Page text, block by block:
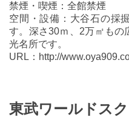
禁煙・喫煙：全館禁煙
空間・設備：大谷石の採
す。深さ30ｍ、2万㎡もの
光名所です。
URL：http://
東武ワールドス